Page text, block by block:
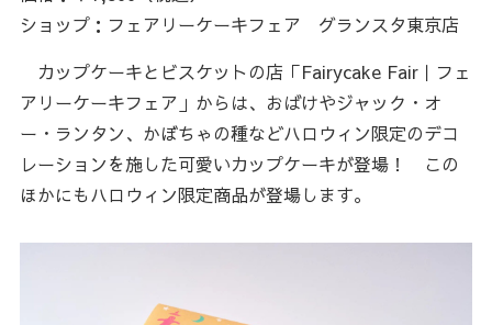
ショップ：フェアリーケーキフェア グランスタ東京店
カップケーキとビスケットの店「Fairycake Fair｜フェ
アリーケーキフェア」からは、おばけやジャック・オ
ー・ランタン、かぼちゃの種などハロウィン限定のデコ
レーションを施した可愛いカップケーキが登場！ この
ほかにもハロウィン限定商品が登場します。